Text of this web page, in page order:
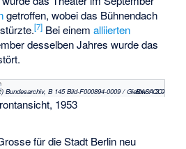
getroffen, wobei das Bühnendach
[7] Bei einemalliierten
desselben Jahres wurde das
(c) Bundesarchiv, B 145 Bild-F000894-0009 / Gielow / CC-BY-SA 3.0
1953
für die Stadt Berlin neu